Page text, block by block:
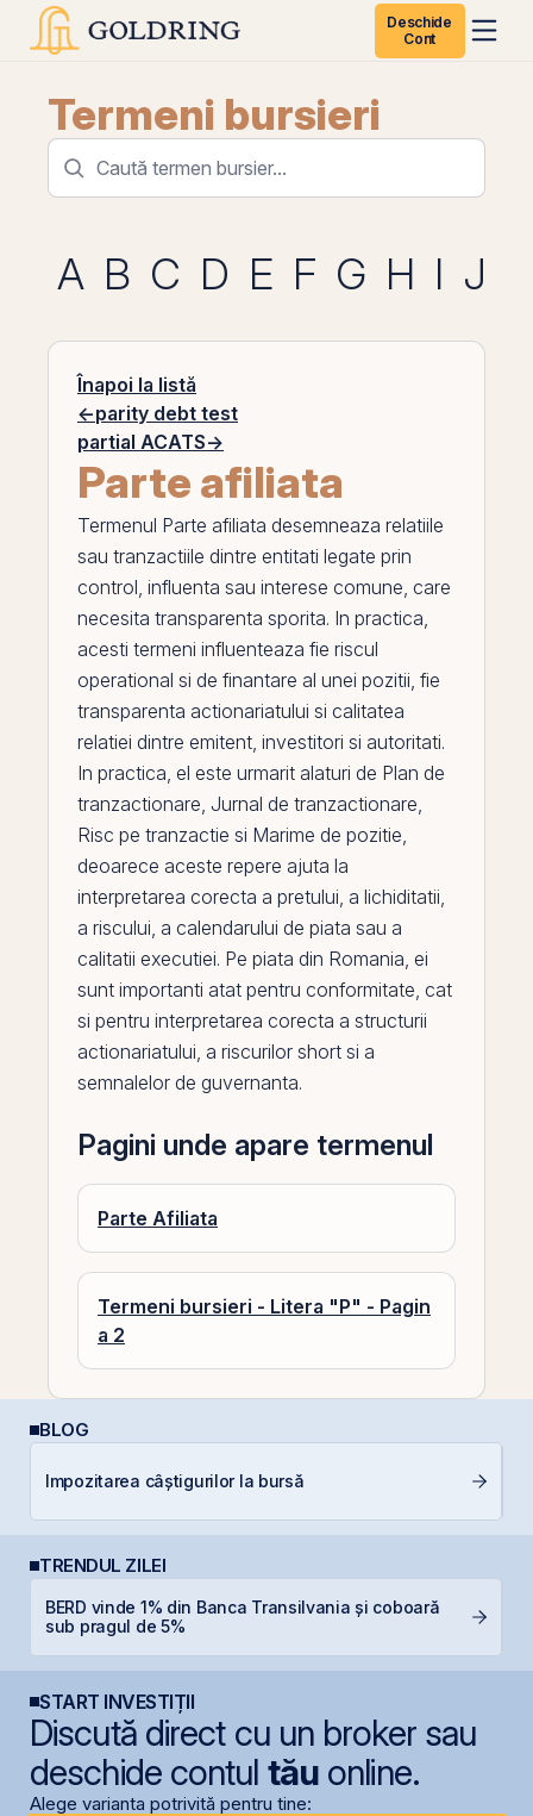
Deschide
Cont
Termeni bursieri
A B C D E F G H I J
Înapoi la listă
←parity debt test
partial ACATS→
Parte afiliata
Termenul Parte afiliata desemneaza relatiile
sau tranzactiile dintre entitati legate prin
control, influenta sau interese comune, care
necesita transparenta sporita. In practica,
acesti termeni influenteaza fie riscul
operational si de finantare al unei pozitii, fie
transparenta actionariatului si calitatea
relatiei dintre emitent, investitori si autoritati.
In practica, el este urmarit alaturi de Plan de
tranzactionare, Jurnal de tranzactionare,
Risc pe tranzactie si Marime de pozitie,
deoarece aceste repere ajuta la
interpretarea corecta a pretului, a lichiditatii,
a riscului, a calendarului de piata sau a
calitatii executiei. Pe piata din Romania, ei
sunt importanti atat pentru conformitate, cat
si pentru interpretarea corecta a structurii
actionariatului, a riscurilor short si a
semnalelor de guvernanta.
Pagini unde apare termenul
Parte Afiliata
Termeni bursieri - Litera "P" - Pagin
a 2
BLOG
Impozitarea câștigurilor la bursă
TRENDUL ZILEI
BERD vinde 1% din Banca Transilvania și coboară
sub pragul de 5%
START INVESTIȚII
Discută direct cu un broker sau
deschide contul tăuonline.
Alege varianta potrivită pentru tine: